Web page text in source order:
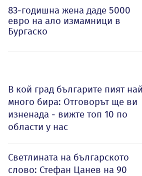
83-годишна жена даде 5000
евро на ало измамници в
Бургаско
В кой град българите пият
много бира: Отговорът ще ви
изненада - вижте топ 10 по
области у нас
Светлината на българското
слово: Стефан Цанев на 90